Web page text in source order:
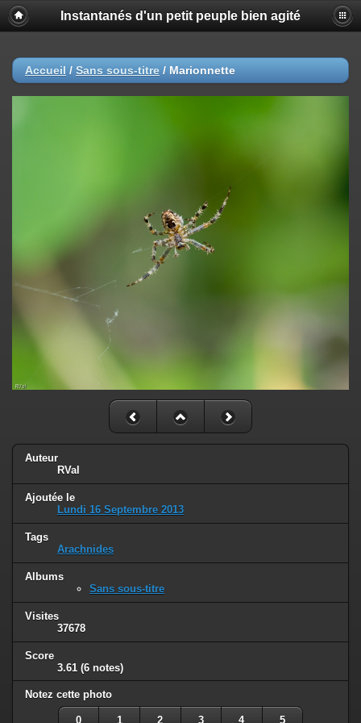
Instantanés d'un petit peuple bien agité
Accueil / Sans sous-titre / Marionnette
Auteur
RVal
Ajoutée le
Lundi 16 Septembre 2013
Tags
Arachnides
Albums
Sans sous-titre
Visites
37678
Score
3.61 (6 notes)
Notez cette photo
0 1 2 3 4 5